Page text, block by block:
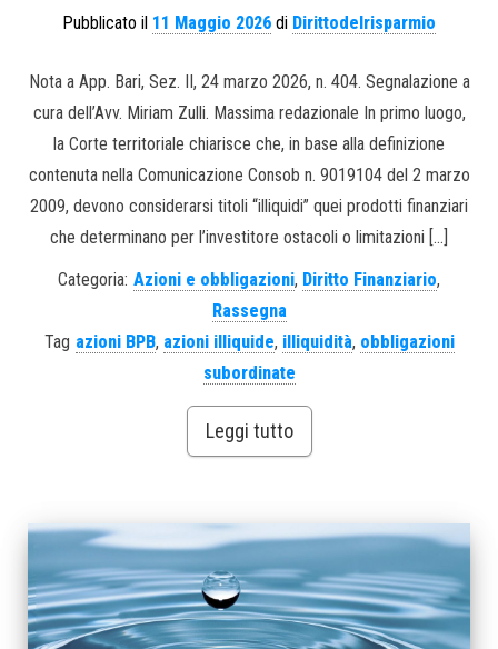
Pubblicato il 11 Maggio 2026 di Dirittodelrisparmio
Nota a App. Bari, Sez. II, 24 marzo 2026, n. 404. Segnalazione a
cura dell’Avv. Miriam Zulli. Massima redazionale In primo luogo,
la Corte territoriale chiarisce che, in base alla definizione
contenuta nella Comunicazione Consob n. 9019104 del 2 marzo
2009, devono considerarsi titoli “illiquidi” quei prodotti finanziari
che determinano per l’investitore ostacoli o limitazioni […]
Categoria: Azioni e obbligazioni, Diritto Finanziario,
Rassegna
Tag azioni BPB, azioni illiquide, illiquidità, obbligazioni
subordinate
Leggi tutto